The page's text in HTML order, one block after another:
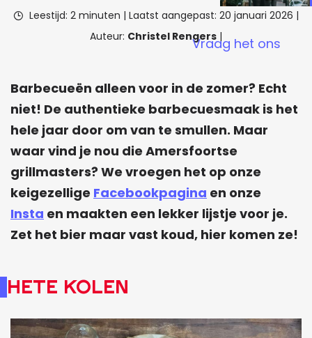
Vraag het ons
Leestijd: 2 minuten | Laatst aangepast: 20 januari 2026 |
Auteur: Christel Rengers |
Barbecueën alleen voor in de zomer? Echt
niet! De authentieke barbecuesmaak is het
hele jaar door om van te smullen. Maar
waar vind je nou die Amersfoortse
grillmasters? We vroegen het op onze
keigezellige Facebookpagina en onze
Insta en maakten een lekker lijstje voor je.
Zet het bier maar vast koud, hier komen ze!
Hete Kolen